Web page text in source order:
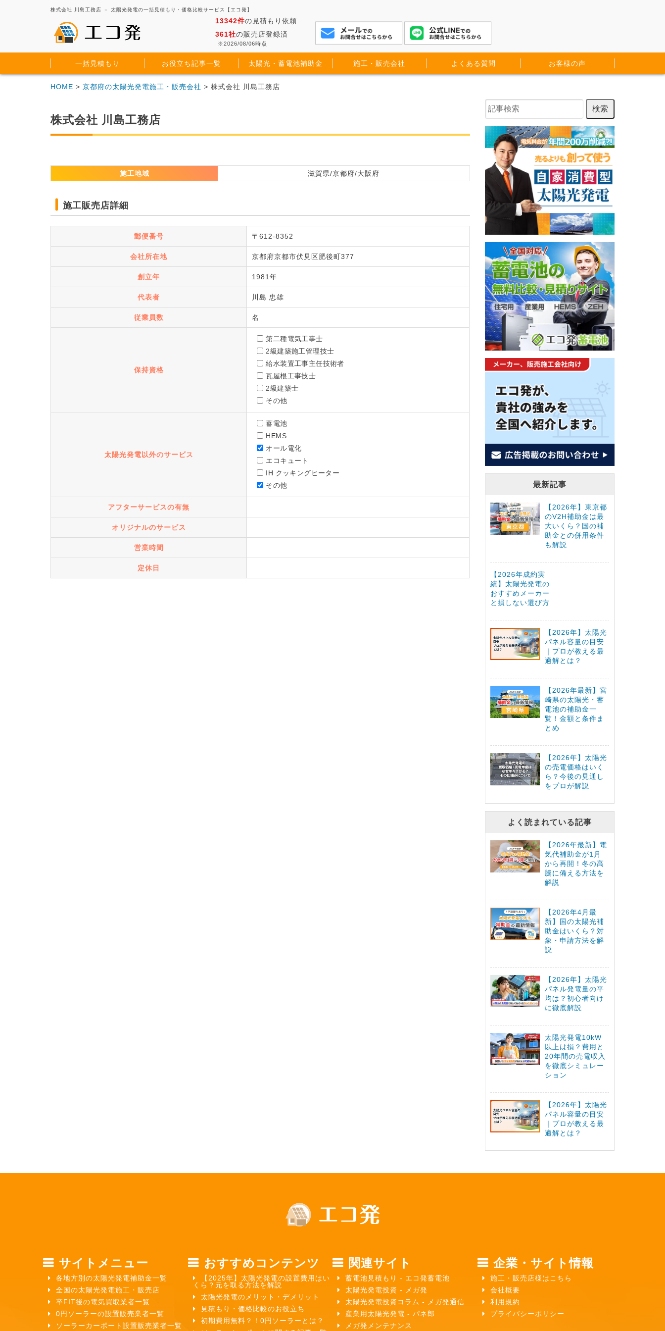
株式会社 川島工務店 － 太陽光発電の一括見積もり・価格比較サービス【エコ発】
13342件の見積もり依頼
361社の販売店登録済
※2026/08/06時点
一括見積もり お役立ち記事一覧 太陽光・蓄電池補助金 施工・販売会社 よくある質問 お客様の声
HOME > 京都府の太陽光発電施工・販売会社 > 株式会社 川島工務店
株式会社 川島工務店
施工地域 滋賀県/京都府/大阪府
施工販売店詳細
郵便番号 〒612-8352
会社所在地 京都府京都市伏見区肥後町377
創立年 1981年
代表者 川島 忠雄
従業員数 名
保持資格
第二種電気工事士
2級建築施工管理技士
給水装置工事主任技術者
瓦屋根工事技士
2級建築士
その他
太陽光発電以外のサービス
蓄電池
HEMS
オール電化
エコキュート
IH クッキングヒーター
その他
アフターサービスの有無
オリジナルのサービス
営業時間
定休日
最新記事
【2026年】東京都
のV2H補助金は最
大いくら？国の補
助金との併用条件
も解説
【2026年成約実
績】太陽光発電の
おすすめメーカー
と損しない選び方
【2026年】太陽光
パネル容量の目安
｜プロが教える最
適解とは？
【2026年最新】宮
崎県の太陽光・蓄
電池の補助金一
覧！金額と条件ま
とめ
【2026年】太陽光
の売電価格はいく
ら？今後の見通し
をプロが解説
よく読まれている記事
【2026年最新】電
気代補助金が1月
から再開！冬の高
騰に備える方法を
解説
【2026年4月最
新】国の太陽光補
助金はいくら？対
象・申請方法を解
説
【2026年】太陽光
パネル発電量の平
均は？初心者向け
に徹底解説
太陽光発電10kW
以上は損？費用と
20年間の売電収入
を徹底シミュレー
ション
【2026年】太陽光
パネル容量の目安
｜プロが教える最
適解とは？
サイトメニュー
各地方別の太陽光発電補助金一覧
全国の太陽光発電施工・販売店
卒FIT後の電気買取業者一覧
0円ソーラーの設置販売業者一覧
ソーラーカーポート設置販売業者一覧
おすすめコンテンツ
【2025年】太陽光発電の設置費用はい
くら？元を取る方法を解説
太陽光発電のメリット・デメリット
見積もり・価格比較のお役立ち
初期費用無料？！0円ソーラーとは？
関連サイト
蓄電池見積もり - エコ発蓄電池
太陽光発電投資 - メガ発
太陽光発電投資コラム - メガ発通信
産業用太陽光発電 - パネ郎
メガ発メンテナンス
企業・サイト情報
施工・販売店様はこちら
会社概要
利用規約
プライバシーポリシー